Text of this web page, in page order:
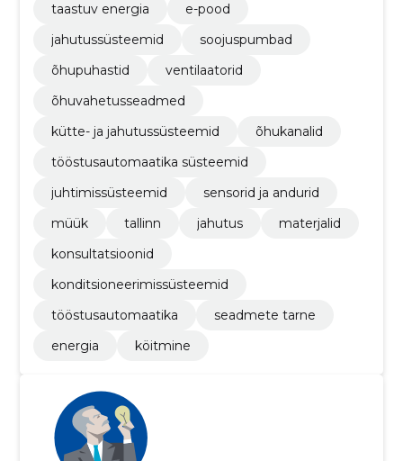
taastuv energia
e-pood
jahutussüsteemid
soojuspumbad
õhupuhastid
ventilaatorid
õhuvahetusseadmed
kütte- ja jahutussüsteemid
õhukanalid
tööstusautomaatika süsteemid
juhtimissüsteemid
sensorid ja andurid
müük
tallinn jahutus
materjalid
konsultatsioonid
konditsioneerimissüsteemid
tööstusautomaatika
seadmete tarne
energia
köitmine